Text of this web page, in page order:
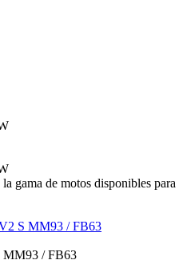
gama de motos disponibles para
S MM93 / FB63
MM93 / FB63